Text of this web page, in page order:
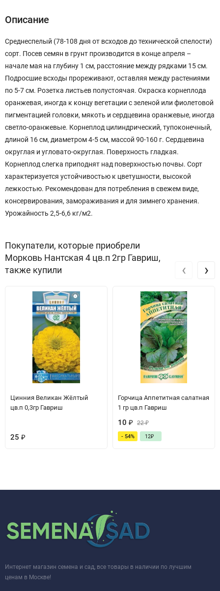
Описание
Среднеспелый (78-108 дня от всходов до технической спелости)
сорт. Посев семян в грунт производится в конце апреля –
начале мая на глубину 1 см, расстояние между рядками 15 см.
Подросшие всходы прореживают, оставляя между растениями
по 5-7 см. Розетка листьев полустоячая. Окраска корнеплода
оранжевая, иногда к концу вегетации с зеленой или фиолетовой
пигментацией головки, мякоть и сердцевина оранжевые, иногда
светло-оранжевые. Корнеплод цилиндрический, тупоконечный,
длиной 16 см, диаметром 4-5 см, массой 90-160 г. Сердцевина
округлая и угловато-округлая. Поверхность гладкая.
Корнеплод слегка приподнят над поверхностью почвы. Сорт
характеризуется устойчивостью к цветушности, высокой
лежкостью. Рекомендован для потребления в свежем виде,
консервирования, замораживания и для зимнего хранения.
Урожайность 2,5-6,6 кг/м2.
Покупатели, которые приобрели
Морковь Нантская 4 цв.п 2гр Гавриш,
также купили
Цинния Великан Жёлтый
цв.п 0,3гр Гавриш
25 ₽
Горчица Аппетитная салатная
1 гр цв.п Гавриш
10 ₽ 22₽
- 54% 12₽
‹ ›
Интернет магазин семена и сад, все товары в наличии по лучшим
ценам в Москве!